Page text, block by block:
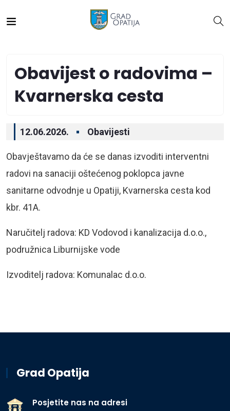
Obavijest o radovima –
Kvarnerska cesta
12.06.2026. Obavijesti
Obavještavamo da će se danas izvoditi interventni
radovi na sanaciji oštećenog poklopca javne
sanitarne odvodnje u Opatiji, Kvarnerska cesta kod
kbr. 41A.
Naručitelj radova: KD Vodovod i kanalizacija d.o.o.,
podružnica Liburnijske vode
Izvoditelj radova: Komunalac d.o.o.
Grad Opatija
Posjetite nas na adresi